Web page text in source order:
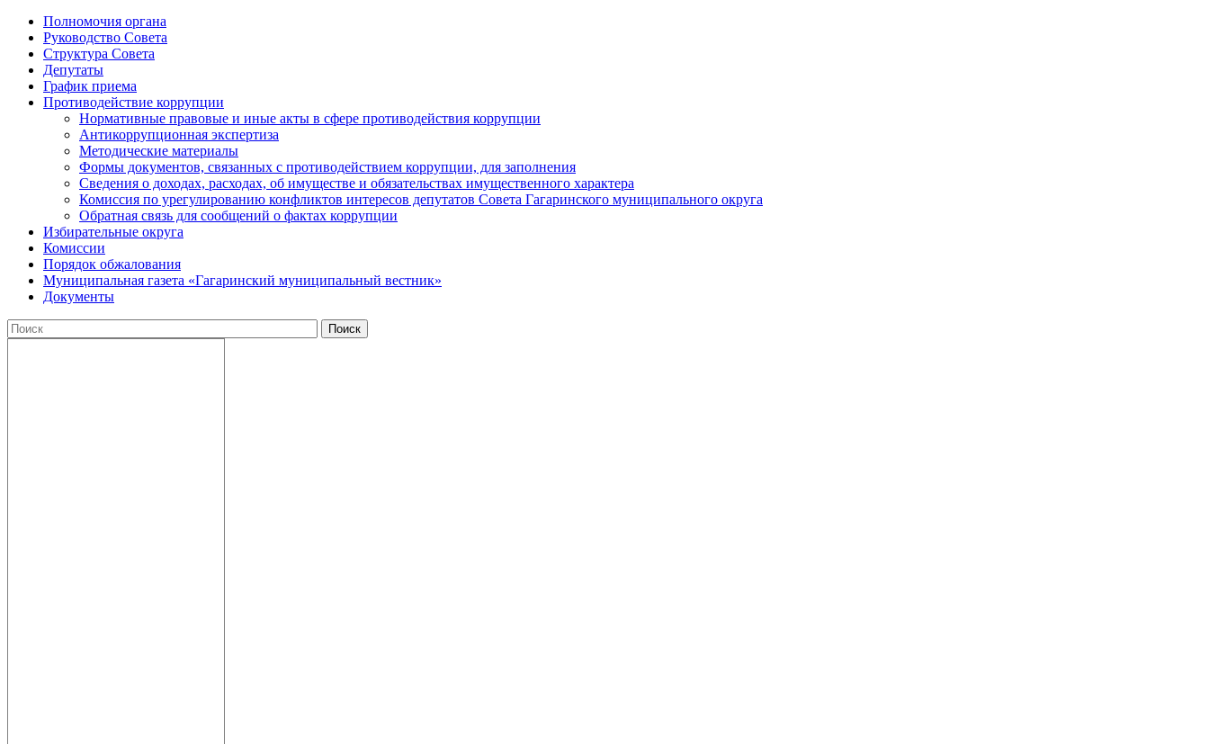
Полномочия органа
Руководство Совета
Структура Совета
Депутаты
График приема
Противодействие коррупции
Нормативные правовые и иные акты в сфере противодействия коррупции
Антикоррупционная экспертиза
Методические материалы
Формы документов, связанных с противодействием коррупции, для заполнения
Сведения о доходах, расходах, об имуществе и обязательствах имущественного характера
Комиссия по урегулированию конфликтов интересов депутатов Совета Гагаринского муниципального округа
Обратная связь для сообщений о фактах коррупции
Избирательные округа
Комиссии
Порядок обжалования
Муниципальная газета «Гагаринский муниципальный вестник»
Документы